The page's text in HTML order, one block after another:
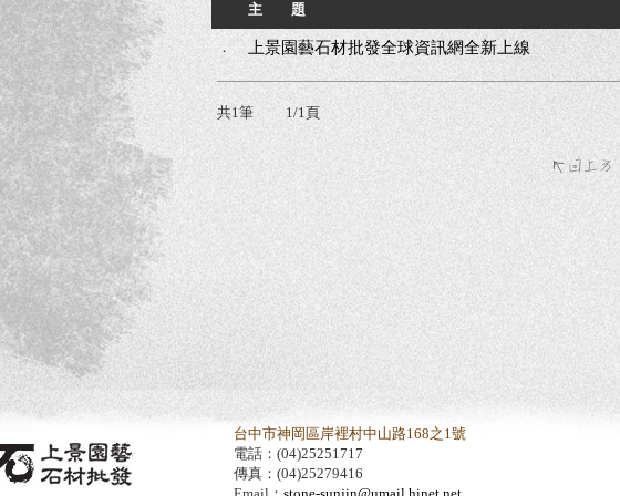
主 題
． 上景園藝石材批發全球資訊網全新上線
共1筆 1/1頁
台中市神岡區岸裡村中山路168之1號
電話：(04)25251717
傳真：(04)25279416